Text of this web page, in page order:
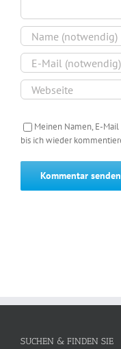
Meinen Namen, E-
bis ich wieder
SUCHEN & FINDEN SIE